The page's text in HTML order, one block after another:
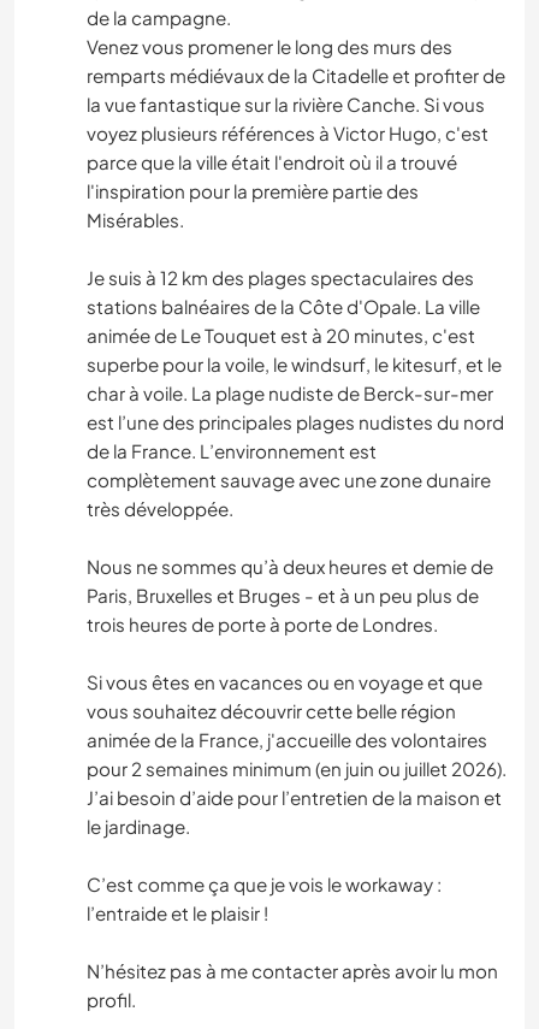
de la campagne.
Venez vous promener le long des murs des
remparts médiévaux de la Citadelle et profiter de
la vue fantastique sur la rivière Canche. Si vous
voyez plusieurs références à Victor Hugo, c'est
parce que la ville était l'endroit où il a trouvé
l'inspiration pour la première partie des
Misérables.
Je suis à 12 km des plages spectaculaires des
stations balnéaires de la Côte d'Opale. La ville
animée de Le Touquet est à 20 minutes, c'est
superbe pour la voile, le windsurf, le kitesurf, et le
char à voile. La plage nudiste de Berck-sur-mer
est l’une des principales plages nudistes du nord
de la France. L’environnement est
complètement sauvage avec une zone dunaire
très développée.
Nous ne sommes qu’à deux heures et demie de
Paris, Bruxelles et Bruges - et à un peu plus de
trois heures de porte à porte de Londres.
Si vous êtes en vacances ou en voyage et que
vous souhaitez découvrir cette belle région
animée de la France, j'accueille des volontaires
pour 2 semaines minimum (en juin ou juillet 2026).
J’ai besoin d’aide pour l’entretien de la maison et
le jardinage.
C’est comme ça que je vois le workaway :
l’entraide et le plaisir !
N’hésitez pas à me contacter après avoir lu mon
profil.